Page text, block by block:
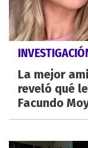
La mejor
reveló qué
Facundo